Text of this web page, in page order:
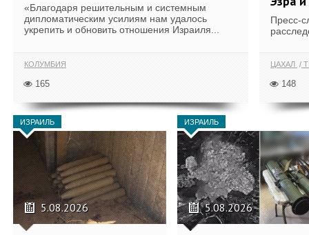
«Благодаря решительным и системным
дипломатическим усилиям нам удалось
укрепить и обновить отношения Израиля...
КОЛУМБИЯ
165
Пресс-
ЦАХАЛ
148
ИЗРАИЛЬ
5.08.2026
ИЗРАИЛЬ
5.08.2026